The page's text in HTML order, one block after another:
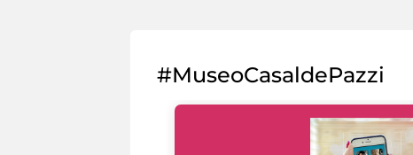
#MuseoCasaldePazzi